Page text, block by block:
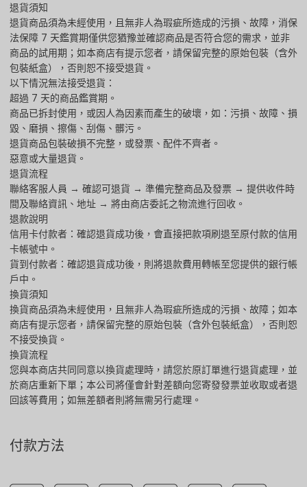
退貨須知
退貨商品須為未經使用，且無非人為瑕疵所造成的污損、故障，消保
法保障 7 天鑑賞期僅供您猶豫並確認商品是否符合您的需求，並非
商品的試用期；如本商店有提示您者，請保留完整的原始包裝（含外
包裝紙盒），否則恕不接受退貨。
以下情況無法接受退貨：
超過 7 天的商品鑑賞期。
商品已拆封使用，或因人為因素而產生的破壞，如：污損、故障、損
毀、磨損、擦傷、刮傷、髒污。
退貨商品包裝破損不完整，或發票、配件不齊者。
惡意或大量退貨。
退貨流程
聯絡客服人員 → 確認可退貨 → 準備完整商品及發票 → 提供收件時
間及聯絡資訊、地址 → 將由商店委託之物流進行回收。
退款說明
信用卡付款者：確認退貨成功後，會直接把款項刷退至原付款的信用
卡帳號中。
貨到付款者：確認退貨成功後，則將退款費用轉帳至您提供的銀行帳
戶中。
換貨須知
換貨商品須為未經使用，且無非人為瑕疵所造成的污損、故障；如本
商店有提示您者，請保留完整的原始包裝（含外包裝紙盒），否則恕
不接受換貨。
換貨流程
您與本商店共同同意以換貨處理時，請您於原訂單進行退貨處理，並
於商店重新下單；本公司將僅會針對差額向您寄發發票並收取或者退
回該等費用；如無差額者則將無需另行處理。
付款方法